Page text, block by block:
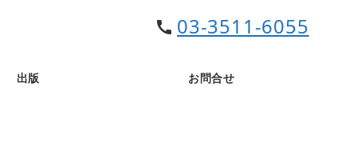
call 03-3511-6055
出版 お問合せ